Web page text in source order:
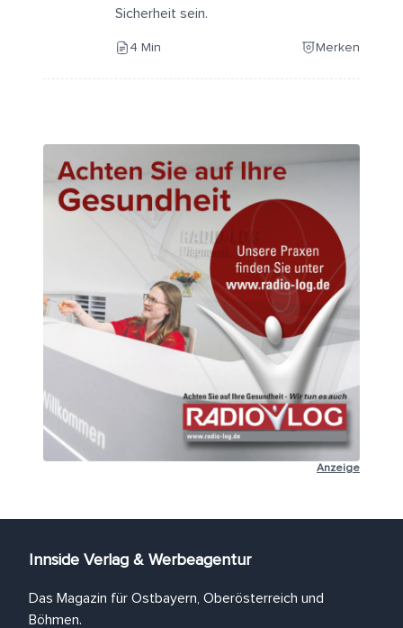
Sicherheit sein.
4 Min Merken
Anzeige
Innside Verlag & Werbeagentur
Das Magazin für Ostbayern, Oberösterreich und
Böhmen.